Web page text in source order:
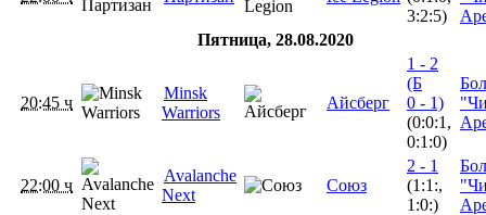
3:2:5)
Пятница, 28.08.2020
20:45 ч
Minsk
Warriors
Айсберг
1 - 2
(Б
0 - 1)
(0:0:1,
0:1:0)
22:00 ч
Avalanche
Next
Союз
2 - 1
(1:1:,
1:0:)